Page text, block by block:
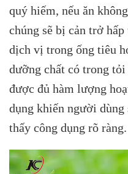
quý hiếm, nếu ăn
chúng sẽ bị cản trở
dịch vị trong ống tiêu
dưỡng chất có trong tỏi
được đủ hàm lượng
dụng khiến người
thấy công dụng rõ ràng.